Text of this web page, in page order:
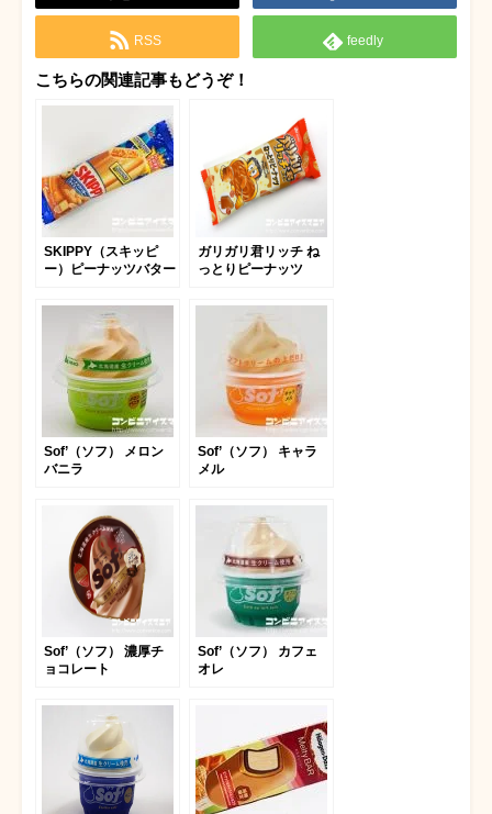
RSS feedly
こちらの関連記事もどうぞ！
SKIPPY（スキッピ
ー）ピーナッツバター
ガリガリ君リッチ ね
っとりピーナッツ
Sof’（ソフ） メロン
バニラ
Sof’（ソフ） キャラ
メル
Sof’（ソフ） 濃厚チ
ョコレート
Sof’（ソフ） カフェ
オレ